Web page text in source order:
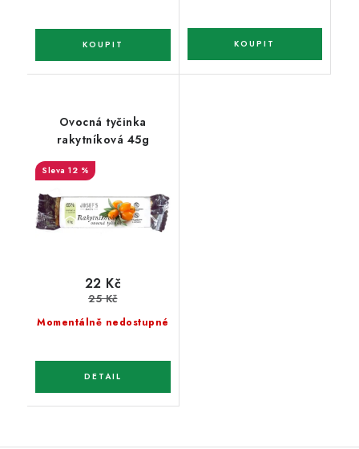
Ovocná tyčinka
rakytníková 45g
12 %
Momentálně nedostupné
22 Kč
25 Kč